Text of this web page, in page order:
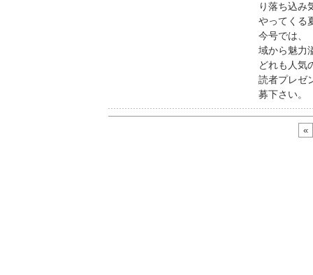
り落ち込み
やってくる
今号では、
域から魅力
どれも人気
読者プレゼ
募下さい。
«